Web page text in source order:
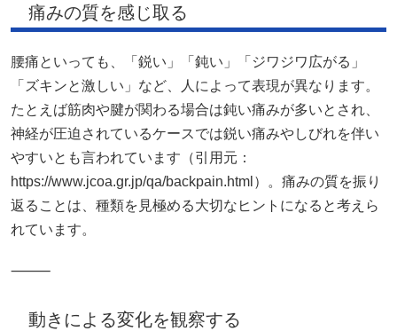
痛みの質を感じ取る
腰痛といっても、「鋭い」「鈍い」「ジワジワ広がる」
「ズキンと激しい」など、人によって表現が異なります。
たとえば筋肉や腱が関わる場合は鈍い痛みが多いとされ、
神経が圧迫されているケースでは鋭い痛みやしびれを伴い
やすいとも言われています（引用元：
https://www.jcoa.gr.jp/qa/backpain.html）。痛みの質を振り
返ることは、種類を見極める大切なヒントになると考えら
れています。
⸻
動きによる変化を観察する